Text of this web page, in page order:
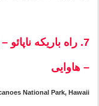
7. راه باریکه
– هاوایی
National Park, Hawaii